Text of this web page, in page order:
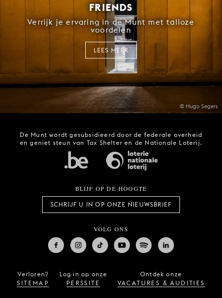
© Hugo Segers
FRIENDS
Verrijk je ervaring in de Munt met talloze
voordelen
LEES MEER
De Munt wordt gesubsidieerd door de federale overheid
en geniet steun van Tax Shelter en de Nationale Loterij.
BLIJF OP DE HOOGTE
SCHRIJF U IN OP ONZE NIEUWSBRIEF
VOLG ONS
Verloren?
SITEMAP
Log in op onze
PERSSITE
Ontdek onze
VACATURES & AUDITIES